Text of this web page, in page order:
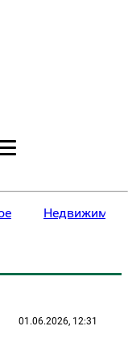
01.06.2026, 12:31